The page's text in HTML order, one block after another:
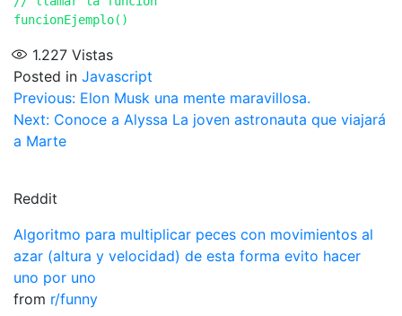
1.227 Vistas
Posted in Javascript
Navegación
de
Previous: Elon Musk una mente maravillosa.
Next: Conoce a Alyssa La joven astronauta que viajará
a Marte
Reddit
Algoritmo para multiplicar peces con movimientos al
azar (altura y velocidad) de esta forma evito hacer
uno por uno
from r/funny